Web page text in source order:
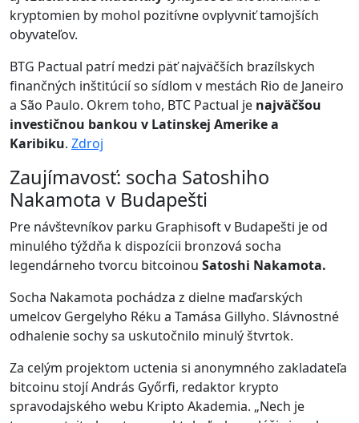
kryptomien by mohol pozitívne ovplyvniť tamojších
obyvateľov.
BTG Pactual patrí medzi päť najväčších brazílskych
finančných inštitúcií so sídlom v mestách Rio de Janeiro
a São Paulo. Okrem toho, BTC Pactual je najväčšou
investičnou bankou v Latinskej Amerike a
Karibiku. Zdroj
Zaujímavosť: socha Satoshiho
Nakamota v Budapešti
Pre návštevníkov parku Graphisoft v Budapešti je od
minulého týždňa k dispozícii bronzová socha
legendárneho tvorcu bitcoinou Satoshi Nakamota.
Socha Nakamota pochádza z dielne maďarských
umelcov Gergelyho Réku a Tamása Gillyho. Slávnostné
odhalenie sochy sa uskutočnilo minulý štvrtok.
Za celým projektom uctenia si anonymného zakladateľa
bitcoinu stojí András Győrfi, redaktor krypto
spravodajského webu Kripto Akademia. „Nech je